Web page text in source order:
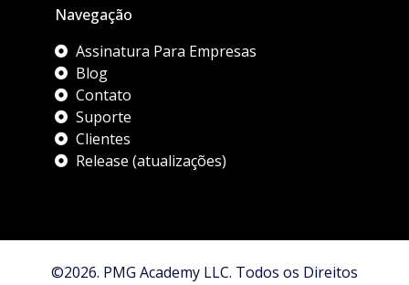
Navegação
Assinatura Para Empresas
Blog
Contato
Suporte
Clientes
Release (atualizações)
©2026. PMG Academy LLC. Todos os Direitos